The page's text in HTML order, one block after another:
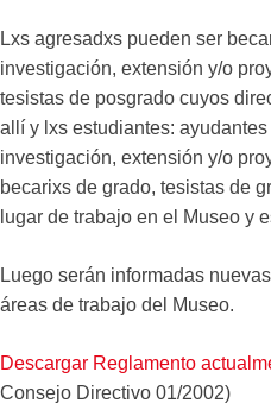
Lxs agresadxs pueden ser
investigación, extensión y/o
tesistas de posgrado cuyos
allí y lxs estudiantes:
investigación, extensión y/o
becarixs de grado, tesistas de
lugar de trabajo en el Museo y
Luego serán informadas
áreas de trabajo del Museo.
Descargar Reglamento
Consejo Directivo 01/2002)